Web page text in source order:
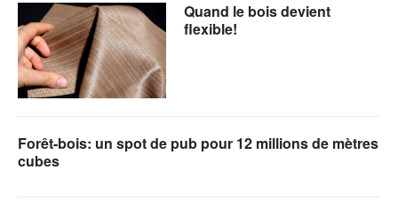
Quand le bois devient
flexible!
Forêt-bois: un spot de pub pour 12 millions de mètres
cubes